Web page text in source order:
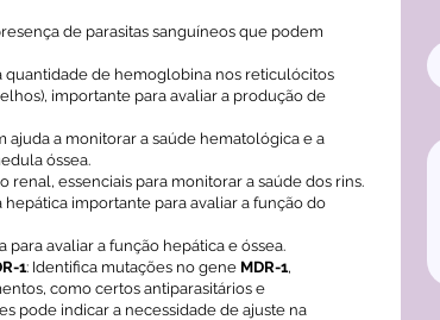
de parasitas sanguíneos que podem
quantidade de hemoglobina nos reticulócitos
importante para avaliar a produção de
ajuda a monitorar a saúde hematológica e a
óssea.
renal, essenciais para monitorar a saúde dos rins.
hepática importante para avaliar a função do
para avaliar a função hepática e óssea.
1: Identifica mutações no gene MDR-1,
como certos antiparasitários e
pode indicar a necessidade de ajuste na